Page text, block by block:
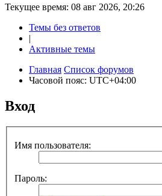
Текущее время: 08 авг 2026, 20:26
Темы без ответов
|
Активные темы
Главная Список форумов
Часовой пояс: UTC+04:00
Вход
Имя пользователя:
Пароль: